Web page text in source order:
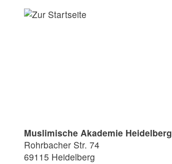
Muslimische Akademie Heidelberg
Rohrbacher Str. 74
69115 Heidelberg